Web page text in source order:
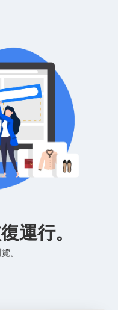
運行。
。